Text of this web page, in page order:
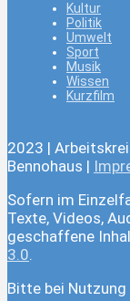
Kultur
Politik
Umwelt
Sport
Musik
Wissen
Kurzfilm
2023 |
Bennohaus |
Sofern im
Texte, Videos,
geschaffene
3.0.
Bitte bei